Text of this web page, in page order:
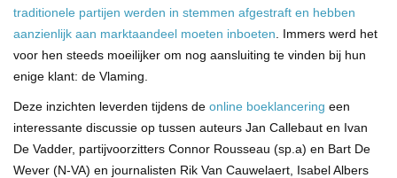
traditionele partijen werden in stemmen afgestraft en hebben
aanzienlijk aan marktaandeel moeten inboeten . Immers werd het
voor hen steeds moeilijker om nog aansluiting te vinden bij hun
enige klant: de Vlaming.
Deze inzichten leverden tijdens de online boeklancering een
interessante discussie op tussen auteurs Jan Callebaut en Ivan
De Vadder, partijvoorzitters Connor Rousseau (sp.a) en Bart De
Wever (N-VA) en journalisten Rik Van Cauwelaert, Isabel Albers